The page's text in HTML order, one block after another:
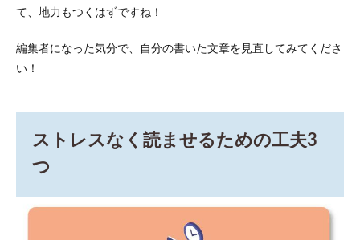
て、地力もつくはずですね！
編集者になった気分で、自分の書いた文章を見直してみてくださ
い！
ストレスなく読ませるための工夫3
つ